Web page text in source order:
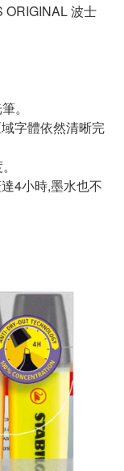
波士
。
字體依然清晰完
4小時,墨水也不